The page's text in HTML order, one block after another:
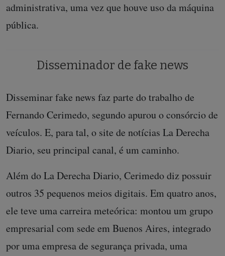
administrativa, uma vez que houve uso da máquina
pública.
Disseminador de fake news
Disseminar fake news faz parte do trabalho de
Fernando Cerimedo, segundo apurou o consórcio de
veículos. E, para tal, o site de notícias La Derecha
Diario, seu principal canal, é um caminho.
Além do La Derecha Diario, Cerimedo diz possuir
outros 35 pequenos meios digitais. Em quatro anos,
ele teve uma carreira meteórica: montou um grupo
empresarial com sede em Buenos Aires, integrado
por uma empresa de segurança privada, uma